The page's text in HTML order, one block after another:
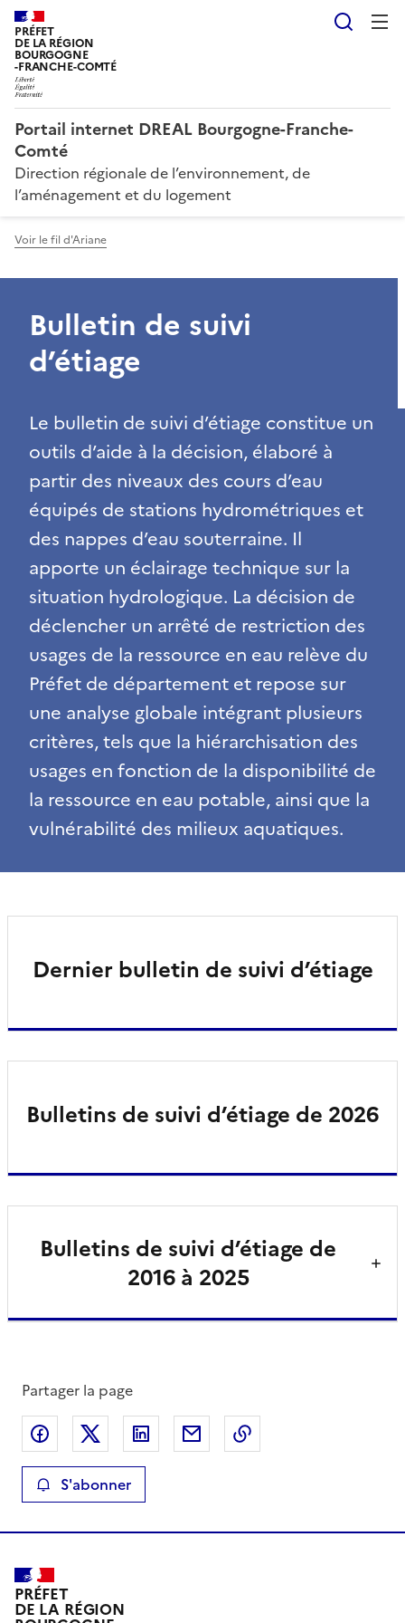
PRÉFET
DE LA RÉGION
BOURGOGNE
-FRANCHE-COMTÉ
Portail internet DREAL Bourgogne-Franche-
Comté
Direction régionale de l’environnement, de
l’aménagement et du logement
Voir le fil d'Ariane
Bulletin de suivi
d’étiage
Le bulletin de suivi d’étiage constitue un
outils d’aide à la décision, élaboré à
partir des niveaux des cours d’eau
équipés de stations hydrométriques et
des nappes d’eau souterraine. Il
apporte un éclairage technique sur la
situation hydrologique. La décision de
déclencher un arrêté de restriction des
usages de la ressource en eau relève du
Préfet de département et repose sur
une analyse globale intégrant plusieurs
critères, tels que la hiérarchisation des
usages en fonction de la disponibilité de
la ressource en eau potable, ainsi que la
vulnérabilité des milieux aquatiques.
Dernier bulletin de suivi d’étiage
Bulletins de suivi d’étiage de 2026
Bulletins de suivi d’étiage de
2016 à 2025
Partager la page
Partager sur Facebook
Partager sur XPartager sur LinkedIn
Partager par email
S'abonner
PRÉFET
DE LA RÉGION